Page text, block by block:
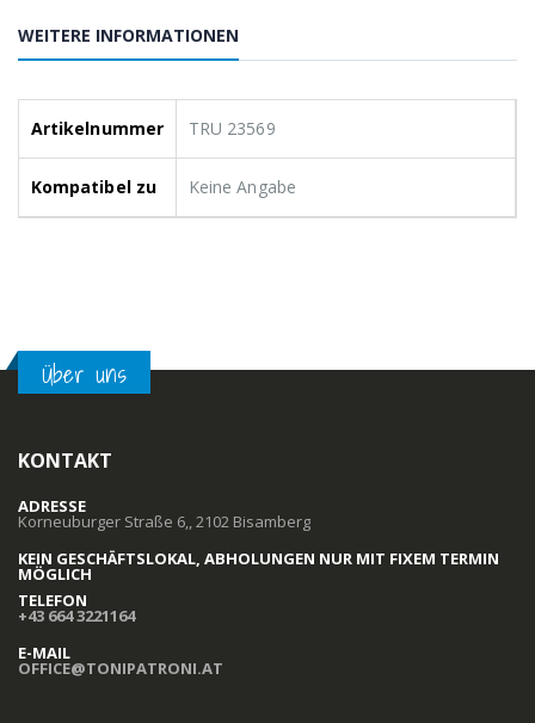
WEITERE INFORMATIONEN
Artikelnummer TRU 23569
Kompatibel zu Keine Angabe
Über uns
KONTAKT
ADRESSE
Korneuburger Straße 6,, 2102 Bisamberg
KEIN GESCHÄFTSLOKAL, ABHOLUNGEN NUR MIT FIXEM TERMIN
MÖGLICH
TELEFON
+43 664 3221164
E-MAIL
OFFICE@TONIPATRONI.AT